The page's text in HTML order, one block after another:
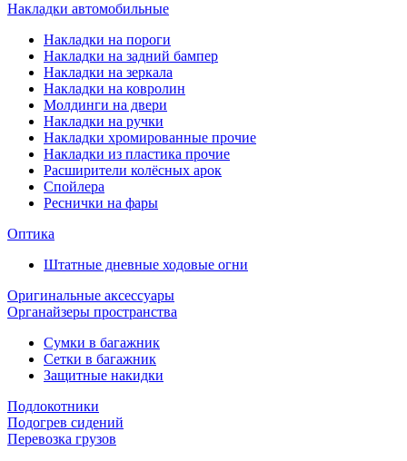
Накладки автомобильные
Накладки на пороги
Накладки на задний бампер
Накладки на зеркала
Накладки на ковролин
Молдинги на двери
Накладки на ручки
Накладки хромированные прочие
Накладки из пластика прочие
Расширители колёсных арок
Спойлера
Реснички на фары
Оптика
Штатные дневные ходовые огни
Оригинальные аксессуары
Органайзеры пространства
Сумки в багажник
Сетки в багажник
Защитные накидки
Подлокотники
Подогрев сидений
Перевозка грузов